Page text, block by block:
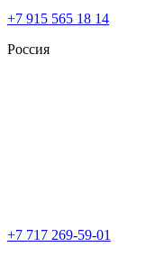
+7 915 565 18 14
Россия
+7 717 269-59-01